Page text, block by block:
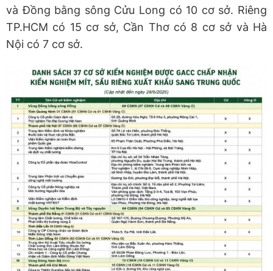
và Đồng bằng sông Cửu Long có 10 cơ sở. Riêng
TP.HCM có 15 cơ sở, Cần Thơ có 8 cơ sở và Hà
Nội có 7 cơ sở.